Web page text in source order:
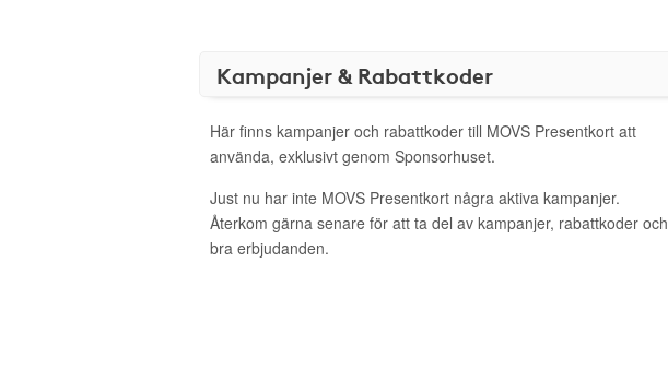
Kampanjer & Rabattkoder
Här finns kampanjer och rabattkoder till MOVS Presentkort att
använda, exklusivt genom Sponsorhuset.
Just nu har inte MOVS Presentkort några aktiva kampanjer.
Återkom gärna senare för att ta del av kampanjer, rabattkoder och
bra erbjudanden.